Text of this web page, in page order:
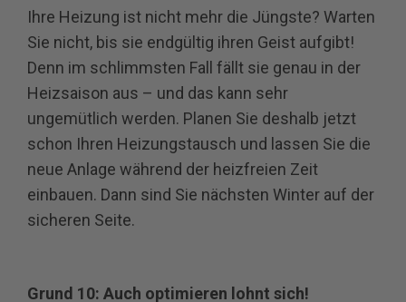
Ihre Heizung ist nicht mehr die Jüngste? Warten
Sie nicht, bis sie endgültig ihren Geist aufgibt!
Denn im schlimmsten Fall fällt sie genau in der
Heizsaison aus – und das kann sehr
ungemütlich werden. Planen Sie deshalb jetzt
schon Ihren Heizungstausch und lassen Sie die
neue Anlage während der heizfreien Zeit
einbauen. Dann sind Sie nächsten Winter auf der
sicheren Seite.
Grund 10: Auch optimieren lohnt sich!